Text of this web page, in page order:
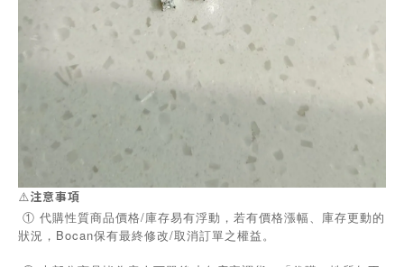
⚠️注意事項
① 代購性質商品價格/庫存易有浮動，若有價格漲幅、庫存更動的
狀況，Bocan保有最終修改/取消訂單之權益。